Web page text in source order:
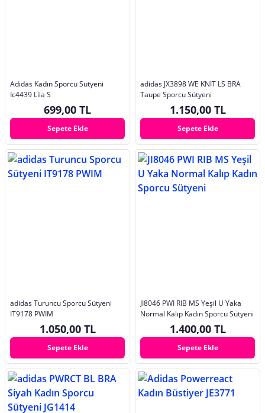
Adidas Kadın Sporcu Sütyeni
Ic4439 Lila S
699,00 TL
Sepete Ekle
adidas JX3898 WE KNIT LS BRA
Taupe Sporcu Sütyeni
1.150,00 TL
Sepete Ekle
adidas Turuncu Sporcu Sütyeni
IT9178 PWIM
1.050,00 TL
Sepete Ekle
JI8046 PWI RIB MS Yeşil U Yaka
Normal Kalıp Kadın Sporcu Sütyeni
1.400,00 TL
Sepete Ekle